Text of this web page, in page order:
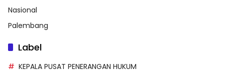
Nasional
Palembang
Label
KEPALA PUSAT PENERANGAN HUKUM